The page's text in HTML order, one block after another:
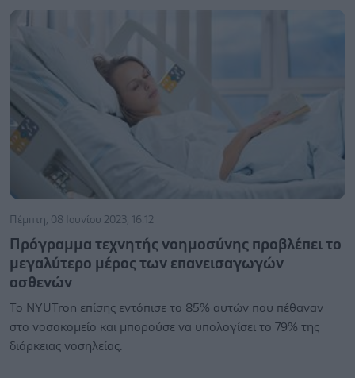
Πέμπτη, 08 Ιουνίου 2023, 16:12
Πρόγραμμα τεχνητής νοημοσύνης προβλέπει το
μεγαλύτερο μέρος των επανεισαγωγών
ασθενών
Το NYUTron επίσης εντόπισε το 85% αυτών που πέθαναν
στο νοσοκομείο και μπορούσε να υπολογίσει το 79% της
διάρκειας νοσηλείας.